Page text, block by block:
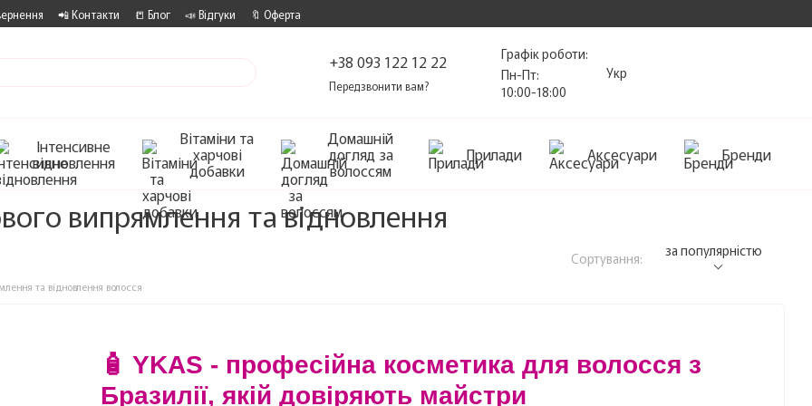
📲 Контакти 📒 Блог 📣 Відгуки 🔖 Оферта
+38 093 122 12 22
Передзвонити вам?
Графік роботи:
Пн-Пт:
10:00-18:00
Укр
Інтенсивне
відновлення
Вітаміни та
харчові
добавки
Домашній
догляд за
волоссям
Прилади Аксесуари Бренди
випрямлення та відновлення
та відновлення волосся
Сортування: за популярністю
🧴 YKAS - професійна косметика для волосся з
Бразилії, якій довіряють майстри